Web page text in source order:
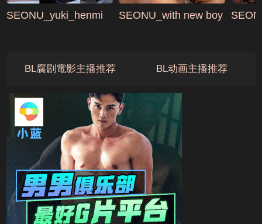
SEONU_yuki_henmi SEONU_with new boy
BL腐剧電影主播推荐 BL动画主播推荐